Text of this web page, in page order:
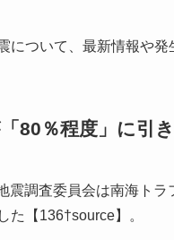
について、最新情報や発
80％程度」に引
震調査委員会は南海ト
た【136†source】。